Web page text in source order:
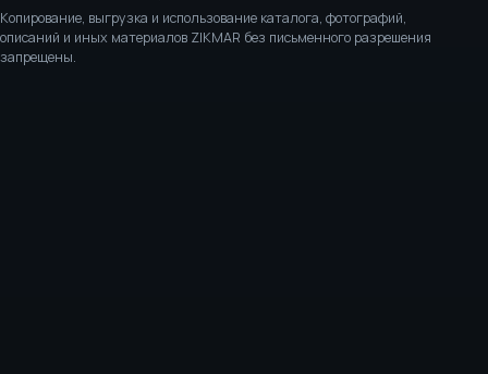
Копирование, выгрузка и использование каталога, фотографий,
описаний и иных материалов ZIKMAR без письменного разрешения
запрещены.